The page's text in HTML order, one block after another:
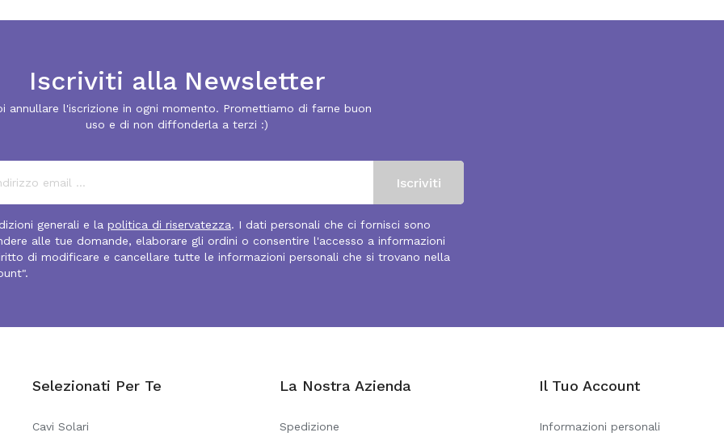
Iscriviti alla Newsletter
annullare l'iscrizione in ogni momento. Promettiamo di farne buon
uso e di non diffonderla a terzi :)
generali e la politica di riservatezza. I dati personali che ci fornisci sono
alle tue domande, elaborare gli ordini o consentire l'accesso a informazioni
di modificare e cancellare tutte le informazioni personali che si trovano nella
Selezionati Per Te
Cavi Solari
La Nostra Azienda
Spedizione
Il Tuo Account
Informazioni personali